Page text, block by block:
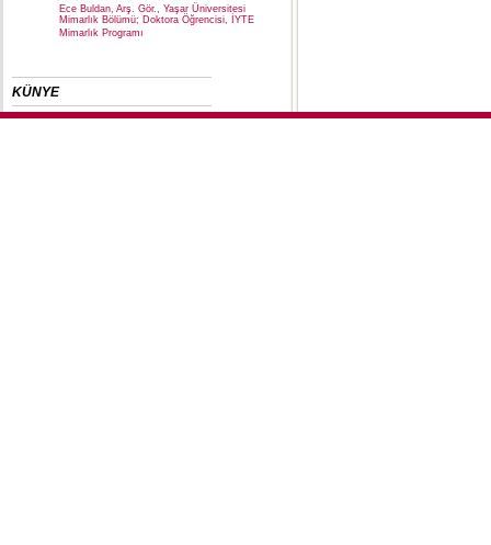
Ece Buldan, Arş. Gör., Yaşar Üniversitesi
Mimarlık Bölümü; Doktora Öğrencisi, İYTE
Mimarlık Programı
KÜNYE